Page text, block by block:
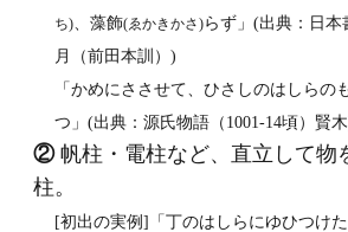
ち) 、藻飾(ゑかきかさ)らず」(出典：日本
月（前田本訓）)
「かめにささせて、ひさしのはしらの
つ」(出典：源氏物語（1001‐14頃）賢
②帆柱・電柱など、直立して物
柱。
[初出の実例]「丁のはしらにゆひつけ